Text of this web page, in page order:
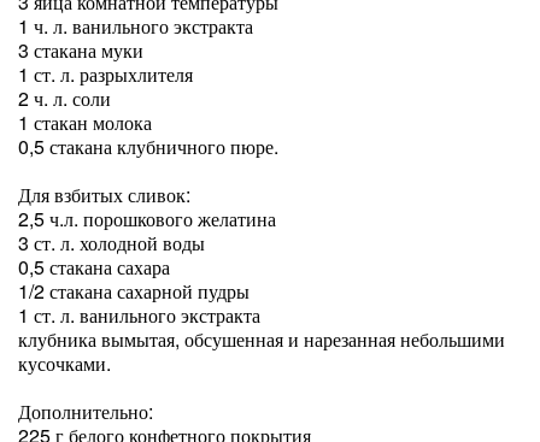
1 ч. л. ванильного экстракта
3 стакана муки
1 ст. л. разрыхлителя
2 ч. л. соли
1 стакан молока
0,5 стакана клубничного пюре.
Для взбитых сливок:
2,5 ч.л. порошкового желатина
3 ст. л. холодной воды
0,5 стакана сахара
1/2 стакана сахарной пудры
1 ст. л. ванильного экстракта
клубника вымытая, обсушенная и нарезанная небольшими
кусочками.
Дополнительно:
225 г белого конфетного покрытия